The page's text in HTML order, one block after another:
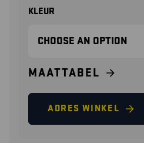
KLEUR
MAATTABEL
ADRES WINKEL